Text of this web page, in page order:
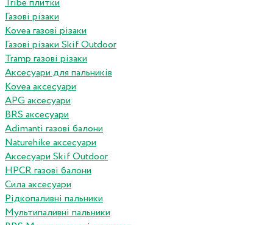
Tribe плитки
Газові різаки
Kovea газові різаки
Газові різаки Skif Outdoor
Tramp газові різаки
Аксесуари для пальників
Kovea аксесуари
APG аксесуари
BRS аксесуари
Adimanti газові балони
Naturehike аксесуари
Аксесуари Skif Outdoor
HPCR газові балони
Сила аксесуари
Рідкопаливні пальники
Мультипаливні пальники